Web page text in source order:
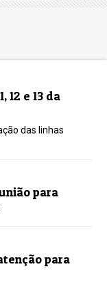
12 e 13 da
das linhas
para
para